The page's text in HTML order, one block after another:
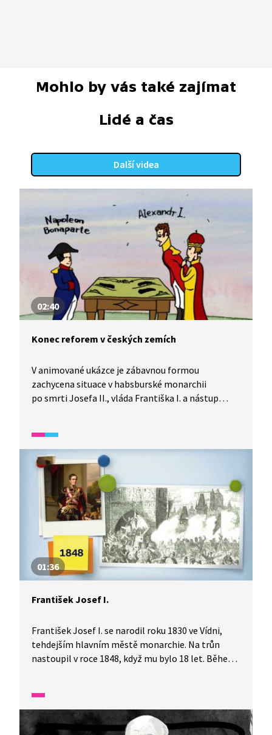
Mohlo by vás také zajímat
Lidé a čas
Další videa
02:40
Konec reforem v českých zemích
V animované ukázce je zábavnou formou
zachycena situace v habsburské monarchii
po smrti Josefa II., vláda Františka I. a nástup
01:36
František Josef I.
František Josef I. se narodil roku 1830 ve Vídni,
tehdejším hlavním městě monarchie. Na trůn
nastoupil v roce 1848, když mu bylo 18 let. Během
rozhodovat samostatně. Češi toužili
po samostatnosti také, proto v průběhu 1.
světové války bojovali v legiích proti Rakouskému